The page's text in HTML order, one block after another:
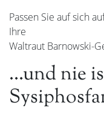
Passen Sie auf sich
Ihre
Waltraut Barnowski-
…und nie